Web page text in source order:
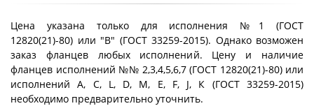
Цена указана только для исполнения №1 (ГОСТ
12820(21)-80) или "B" (ГОСТ 33259-2015). Однако возможен
заказ фланцев любых исполнений. Цену и наличие
фланцев исполнений №№ 2,3,4,5,6,7 (ГОСТ 12820(21)-80) или
исполнений A, C, L, D, M, E, F, J, К (ГОСТ 33259-2015)
необходимо предварительно уточнить.